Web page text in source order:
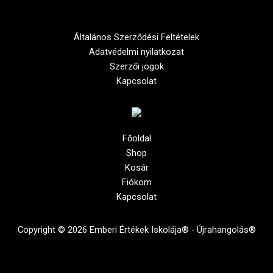
Általános Szerződési Feltételek
Adatvédelmi nyilatkozat
Szerzői jogok
Kapcsolat
Főoldal
Shop
Kosár
Fiókom
Kapcsolat
Copyright © 2026 Emberi Értékek Iskolája® - Újrahangolás®